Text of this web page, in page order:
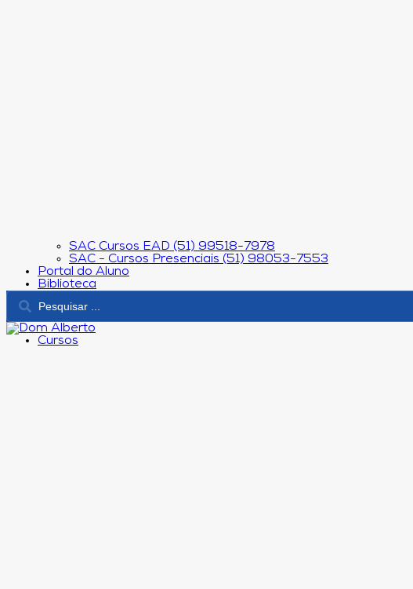
SAC Cursos EAD (51) 99518-7978
SAC - Cursos Presenciais (51) 98053-7553
Portal do Aluno
Biblioteca
Cursos